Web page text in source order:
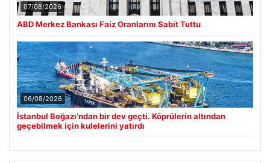
07/08/2026
ABD Merkez Bankası Faiz Oranlarını Sabit Tuttu
06/08/2026
İstanbul Boğazı’ndan bir dev geçti. Köprülerin altından
geçebilmek için kulelerini yatırdı